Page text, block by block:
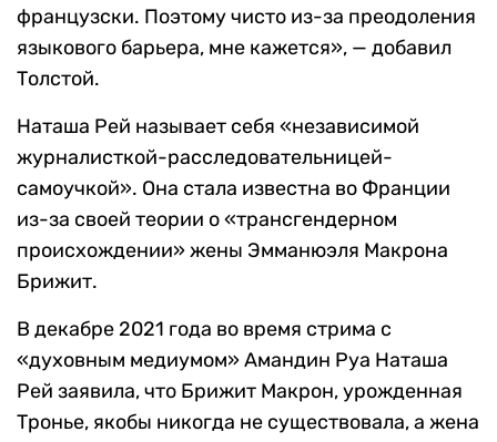
французски. Поэтому чисто из-за преодоления
языкового барьера, мне кажется», — добавил
Толстой.
Наташа Рей называет себя «независимой
журналисткой-расследовательницей-
самоучкой». Она стала известна во Франции
из-за своей теории о «трансгендерном
происхождении» жены Эмманюэля Макрона
Брижит.
В декабре 2021 года во время стрима с
«духовным медиумом» Амандин Руа Наташа
Рей заявила, что Брижит Макрон, урожденная
Тронье, якобы никогда не существовала, а жена